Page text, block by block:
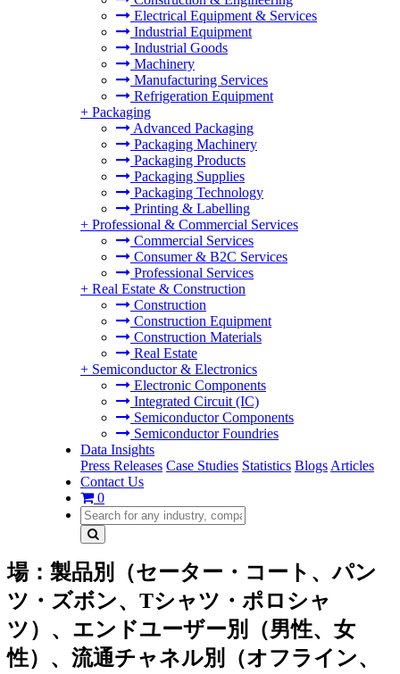
Electrical Equipment & Services
Industrial Equipment
Industrial Goods
Machinery
Manufacturing Services
Refrigeration Equipment
+ Packaging
Advanced Packaging
Packaging Machinery
Packaging Products
Packaging Supplies
Packaging Technology
Printing & Labelling
+ Professional & Commercial Services
Commercial Services
Consumer & B2C Services
Professional Services
+ Real Estate & Construction
Construction
Construction Equipment
Construction Materials
Real Estate
+ Semiconductor & Electronics
Electronic Components
Integrated Circuit (IC)
Semiconductor Components
Semiconductor Foundries
Data Insights
Press Releases Case Studies Statistics Blogs Articles
Contact Us
0
場：製品別（セーター・コート、パン
ツ・ズボン、Tシャツ・ポロシャ
ツ）、エンドユーザー別（男性、女
性）、流通チャネル別（オフライン、